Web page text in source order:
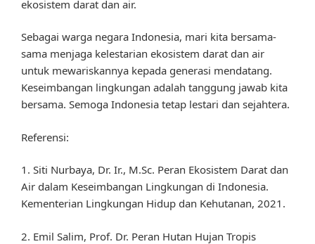
ekosistem darat dan air.
Sebagai warga negara Indonesia, mari kita bersama-
sama menjaga kelestarian ekosistem darat dan air
untuk mewariskannya kepada generasi mendatang.
Keseimbangan lingkungan adalah tanggung jawab kita
bersama. Semoga Indonesia tetap lestari dan sejahtera.
Referensi:
1. Siti Nurbaya, Dr. Ir., M.Sc. Peran Ekosistem Darat dan
Air dalam Keseimbangan Lingkungan di Indonesia.
Kementerian Lingkungan Hidup dan Kehutanan, 2021.
2. Emil Salim, Prof. Dr. Peran Hutan Hujan Tropis